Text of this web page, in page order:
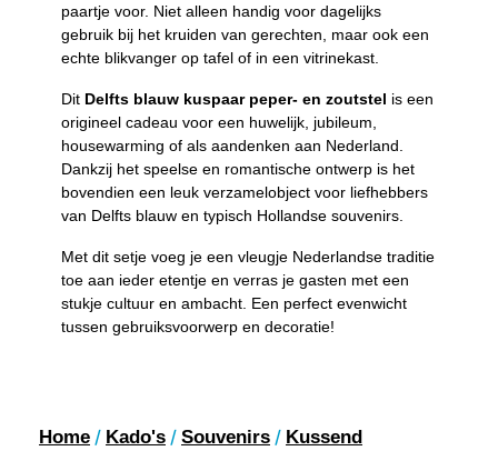
paartje voor. Niet alleen handig voor dagelijks
gebruik bij het kruiden van gerechten, maar ook een
echte blikvanger op tafel of in een vitrinekast.
Dit Delfts blauw kuspaar peper- en zoutstel is een
origineel cadeau voor een huwelijk, jubileum,
housewarming of als aandenken aan Nederland.
Dankzij het speelse en romantische ontwerp is het
bovendien een leuk verzamelobject voor liefhebbers
van Delfts blauw en typisch Hollandse souvenirs.
Met dit setje voeg je een vleugje Nederlandse traditie
toe aan ieder etentje en verras je gasten met een
stukje cultuur en ambacht. Een perfect evenwicht
tussen gebruiksvoorwerp en decoratie!
Home / Kado's / Souvenirs / Kussend